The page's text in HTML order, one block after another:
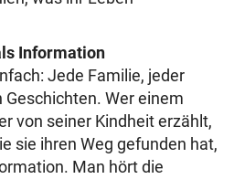
Information
Jede Familie, jeder
Wer einem
von seiner Kindheit erzählt,
sie ihren Weg gefunden hat,
Man hört die